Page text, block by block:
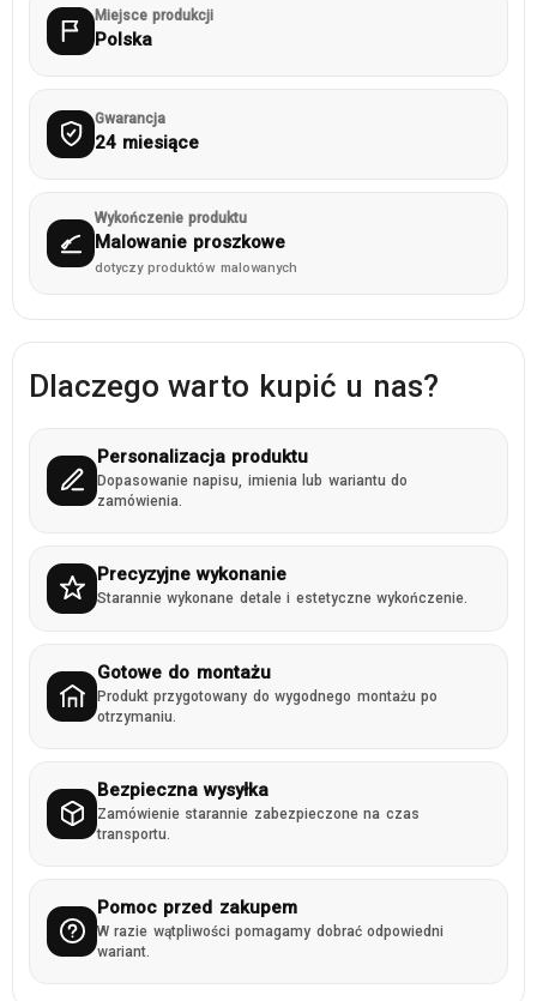
Miejsce produkcji
Polska
Gwarancja
24 miesiące
Wykończenie produktu
Malowanie proszkowe
dotyczy produktów malowanych
Dlaczego warto kupić u nas?
Personalizacja produktu
Dopasowanie napisu, imienia lub wariantu do
zamówienia.
Precyzyjne wykonanie
Starannie wykonane detale i estetyczne wykończenie.
Gotowe do montażu
Produkt przygotowany do wygodnego montażu po
otrzymaniu.
Bezpieczna wysyłka
Zamówienie starannie zabezpieczone na czas
transportu.
Pomoc przed zakupem
W razie wątpliwości pomagamy dobrać odpowiedni
wariant.